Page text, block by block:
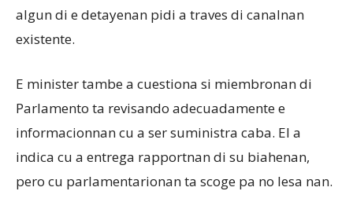
algun di e detayenan pidi a traves di canalnan
existente.
E minister tambe a cuestiona si miembronan di
Parlamento ta revisando adecuadamente e
informacionnan cu a ser suministra caba. El a
indica cu a entrega rapportnan di su biahenan,
pero cu parlamentarionan ta scoge pa no lesa nan.